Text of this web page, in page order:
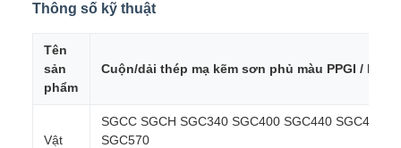
Thông số kỹ thuật
Tên
sản
phẩm
Cuộn/dải thép mạ kẽm sơn phủ màu PPGI / PPGL
Vật
SGCC SGCH SGC340 SGC400 SGC440 SGC490
SGC570